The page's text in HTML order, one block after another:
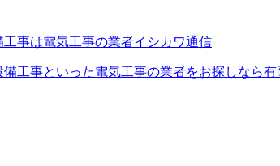
工事といった電気工事の業者をお探しなら